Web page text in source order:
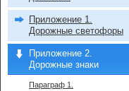
Приложение 1.
Дорожные светофоры
Приложение 2.
Дорожные знаки
Параграф 1.